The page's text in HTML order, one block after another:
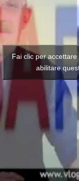
Fai clic per
abilitare